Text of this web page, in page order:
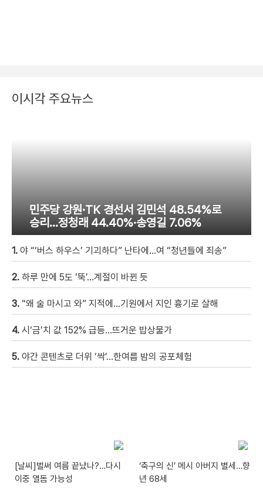
이시각 주요뉴스
민주당 강원·TK 경선서 김민석 48.54%로
승리…정청래 44.40%·송영길 7.06%
1. 야 “‘버스 하우스’ 기괴하다” 난타에…여 “청년들에 죄송”
2. 하루 만에 5도 ‘뚝’…계절이 바뀐 듯
3. “왜 술 마시고 와” 지적에…기원에서 지인 흉기로 살해
4. 시‘금’치 값 152% 급등…뜨거운 밥상물가
5. 야간 콘텐츠로 더위 ‘싹’…한여름 밤의 공포체험
[날씨]벌써 여름 끝났나?…다시
이중 열돔 가능성
‘축구의 신’ 메시 아버지 별세…향
년 68세